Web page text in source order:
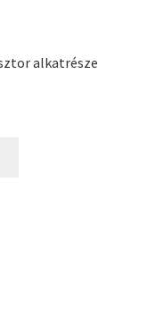
alkatrésze